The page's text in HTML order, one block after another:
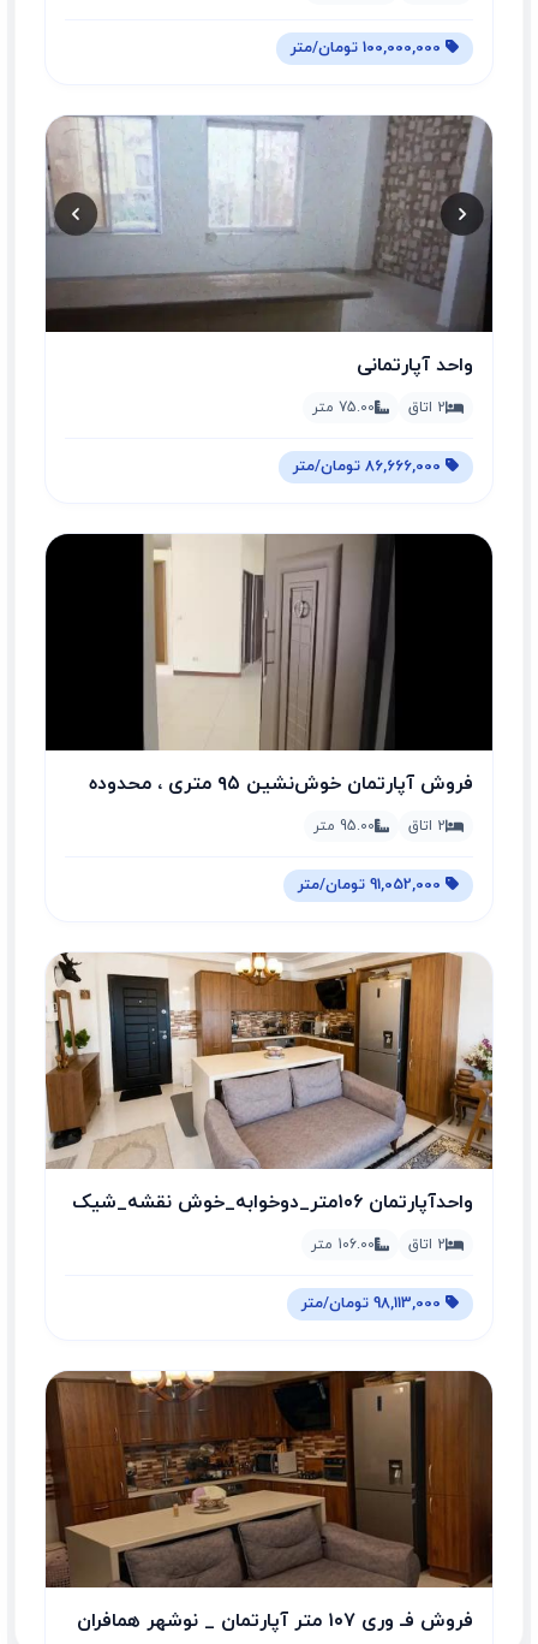
واحد آپارتمانی
2 اتاق 75.00 متر
فروش آپارتمان خوش‌نشین ۹۵ متری ، محدوده
شهری
2 اتاق 95.00 متر
واحدآپارتمان ۱۰۶متر_دوخوابه_خوش نقشه_شیک
وتمیز2 اتاق 106.00 متر
فر‌وش فـ وری ۱۰۷ متر آپارتمان _ نوشهر همافران